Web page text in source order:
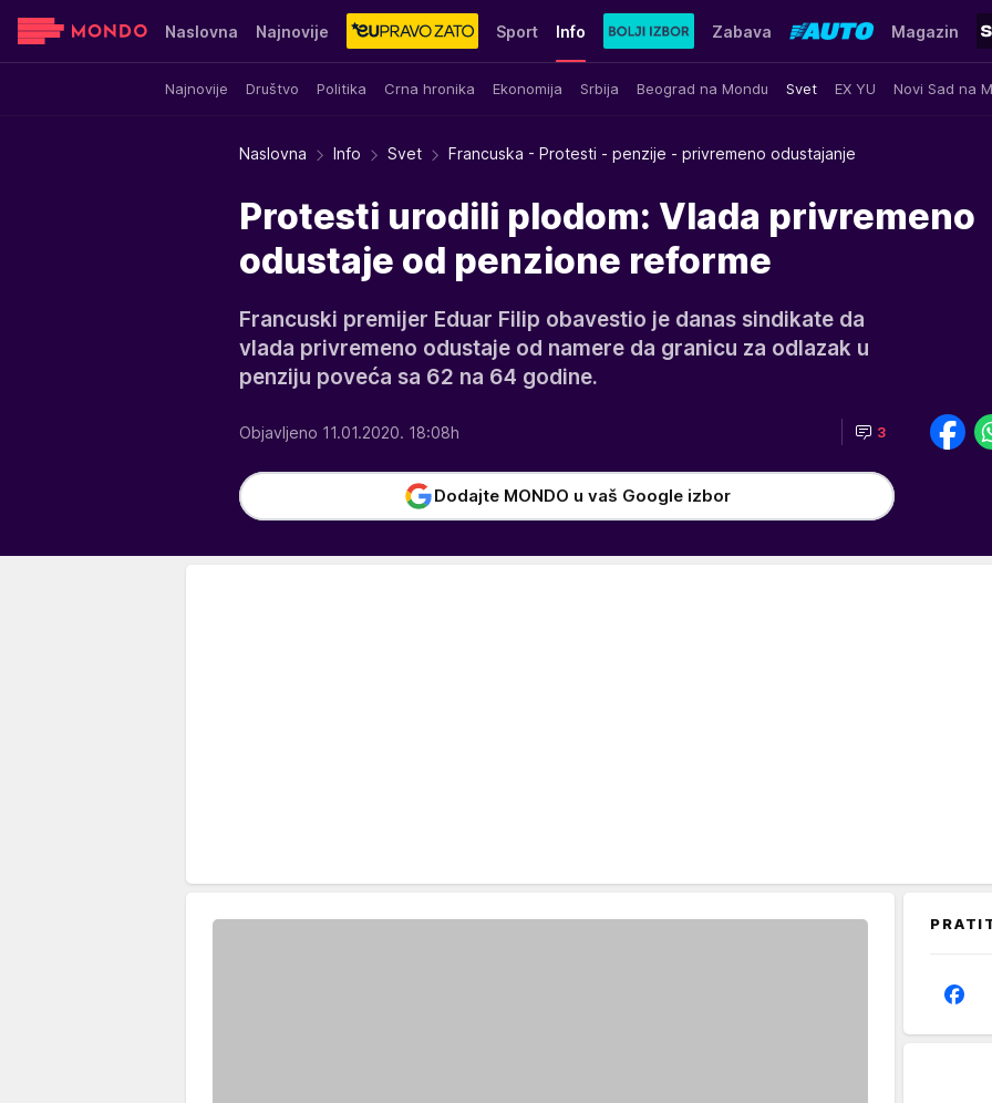
Naslovna Najnovije Sport Info
Najnovije Društvo Politika Crna hronika Ekonomija Srbija Beograd na Mondu Svet EX YU Novi Sad na
Zabava Magazin
Sensa Stvar ukusa Yumama
Naslovna Info Svet Francuska - Protesti - penzije - privremeno odustajanje
Protesti urodili plodom: Vlada privremeno
odustaje od penzione reforme
Francuski premijer Eduar Filip obavestio je danas sindikate da
vlada privremeno odustaje od namere da granicu za odlazak u
penziju poveća sa 62 na 64 godine.
Objavljeno 11.01.2020. 18:08h 3
Dodajte MONDO u vaš Google izbor